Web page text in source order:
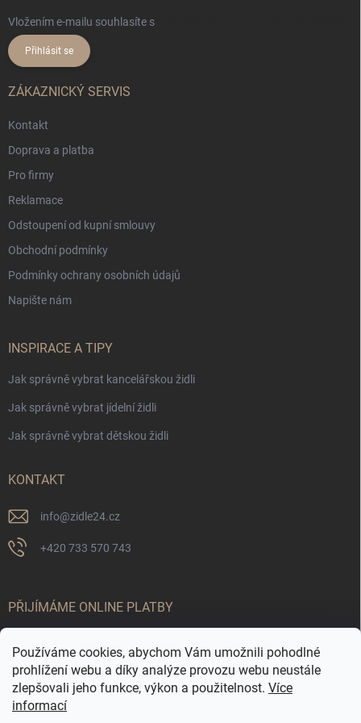
Používáme cookies, abychom Vám umožnili pohodlné
prohlížení webu a díky analýze provozu webu neustále
zlepšovali jeho funkce, výkon a použitelnost. Více
informací
Vložením e-mailu souhlasíte s
Přihlásit se
ZÁKAZNICKÝ SERVIS
Kontakt
Doprava a platba
Pro firmy
Reklamace
Odstoupení od kupní smlouvy
Obchodní podmínky
Podmínky ochrany osobních údajů
Napište nám
INSPIRACE A TIPY
Jak správně vybrat kancelářskou židli
Jak správně vybrat jídelní židli
Jak správně vybrat dětskou židli
KONTAKT
info@zidle24.cz
+420 733 570 743
PŘIJÍMÁME ONLINE PLATBY